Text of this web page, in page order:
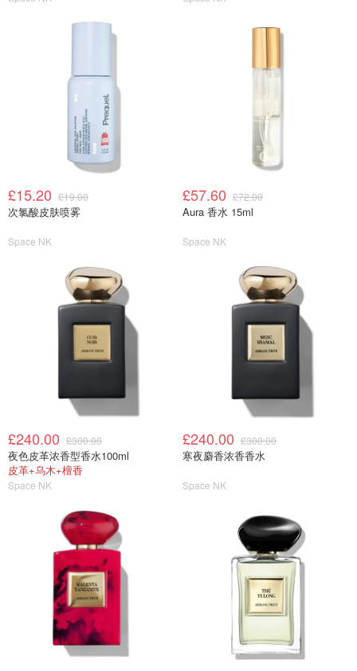
£15.20 £19.00
次氯酸皮肤喷雾
Space NK
£57.60 £72.00
Aura 香水 15ml
Space NK
£240.00 £300.00
夜色皮革浓香型香水100ml
皮革+乌木+檀香
Space NK
£240.00 £300.00
寒夜麝香浓香香水
Space NK